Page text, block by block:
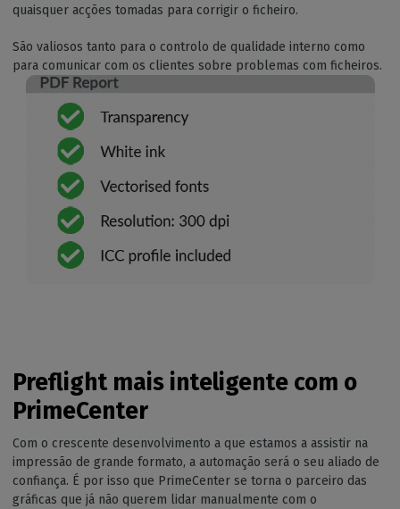
quaisquer acções tomadas para corrigir o ficheiro.
São valiosos tanto para o controlo de qualidade interno como
para comunicar com os clientes sobre problemas com ficheiros.
Preflight mais inteligente com o
PrimeCenter
Com o crescente desenvolvimento a que estamos a assistir na
impressão de grande formato, a automação será o seu aliado de
confiança. É por isso que PrimeCenter se torna o parceiro das
gráficas que já não querem lidar manualmente com o